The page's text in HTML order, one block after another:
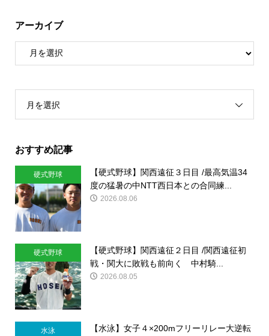
アーカイブ
月を選択
おすすめ記事
硬式野球
【硬式野球】関西遠征３日目 /最高気温34
度の猛暑の中NTT西日本との合同練...
2026.08.06
硬式野球
【硬式野球】関西遠征２日目 /関西遠征初
戦・関大に敗戦も前向く 中村騎...
2026.08.05
水泳
【水泳】女子４×200mフリーリレー大逆転